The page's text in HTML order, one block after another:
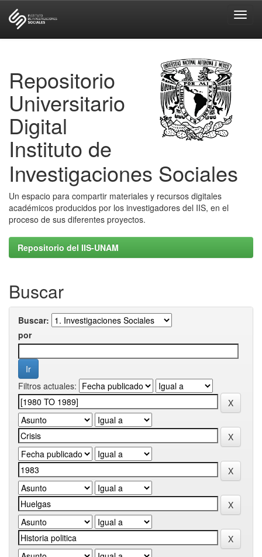
Repositorio
Universitario
Digital
Instituto de
Investigaciones Sociales
Un espacio para compartir materiales y recursos digitales
académicos producidos por los investigadores del IIS, en el
proceso de sus diferentes proyectos.
Repositorio del IIS-UNAM
Buscar
Buscar:
por
Filtros actuales: